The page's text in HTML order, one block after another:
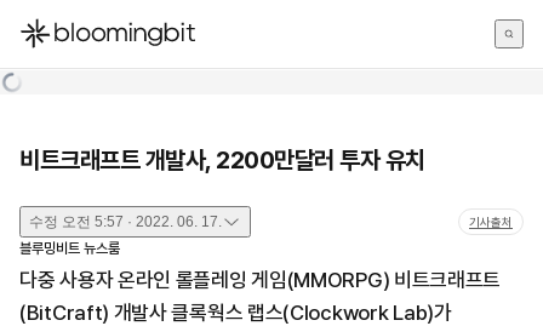
한국어
비트크래프트 개발사, 2200만달러 투자 유치
수정 오전 5:57 · 2022. 06. 17. 기사출처
블루밍비트 뉴스룸
다중 사용자 온라인 롤플레잉 게임(MMORPG) 비트크래프트
(BitCraft) 개발사 클록웍스 랩스(Clockwork Lab)가